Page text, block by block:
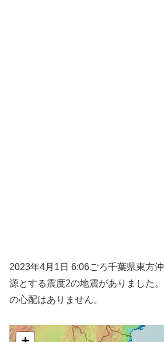
2023年4月1日 6:06ごろ千葉県東方
源とする震度2の地震がありました
の心配はありません。